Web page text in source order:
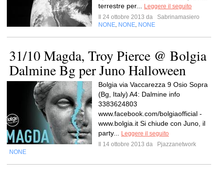
terrestre per...
Leggere il seguito
Il 24 ottobre 2013 da
Sabrinamasiero
NONE NONE NONE
31/10 Magda, Troy Pierce @ Bolgia
Dalmine Bg per Juno Halloween
Bolgia via Vaccarezza 9 Osio Sopra
(Bg, Italy) A4: Dalmine info
3383624803
www.facebook.com/bolgiaofficial -
www.bolgia.it Si chiude con Juno, il
party...
Leggere il seguito
Il 14 ottobre 2013 da
Pjazzanetwork
NONE